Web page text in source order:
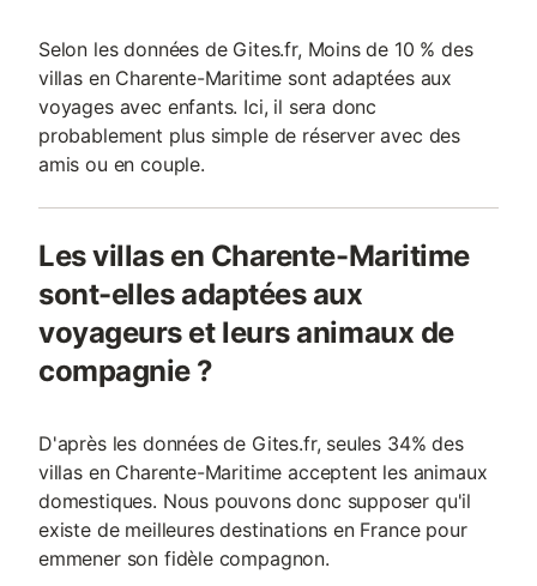
Selon les données de Gites.fr, Moins de 10 % des
villas en Charente-Maritime sont adaptées aux
voyages avec enfants. Ici, il sera donc
probablement plus simple de réserver avec des
amis ou en couple.
Les villas en Charente-Maritime
sont-elles adaptées aux
voyageurs et leurs animaux de
compagnie ?
D'après les données de Gites.fr, seules 34% des
villas en Charente-Maritime acceptent les animaux
domestiques. Nous pouvons donc supposer qu'il
existe de meilleures destinations en France pour
emmener son fidèle compagnon.